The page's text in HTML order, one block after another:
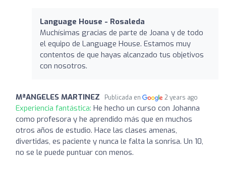
Language House - Rosaleda
Muchísimas gracias de parte de Joana y de todo
el equipo de Language House. Estamos muy
contentos de que hayas alcanzado tus objetivos
con nosotros.
MªANGELES MARTINEZ Publicada en 2 years ago
Experiencia fantástica: He hecho un curso con Johanna
como profesora y he aprendido más que en muchos
otros años de estudio. Hace las clases amenas,
divertidas, es paciente y nunca le falta la sonrisa. Un 10,
no se le puede puntuar con menos.